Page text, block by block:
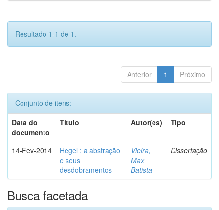
Resultado 1-1 de 1.
Anterior 1 Próximo
Conjunto de itens:
Data do
documento
Título Autor(es) Tipo
14-Fev-2014
Hegel : a abstração
e seus
desdobramentos
Vieira,
Max
Batista
Dissertação
Busca facetada